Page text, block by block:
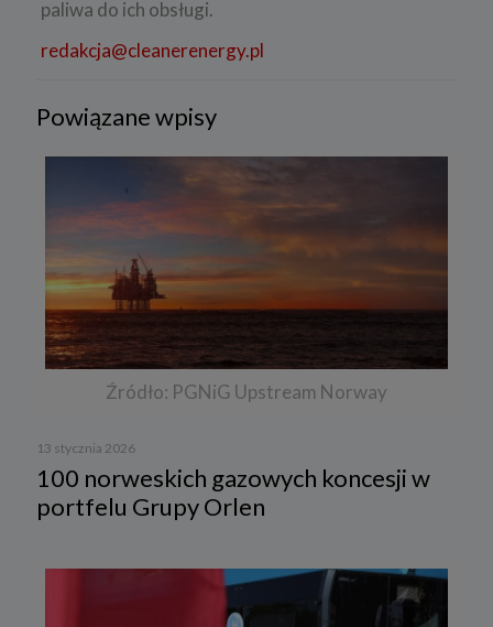
paliwa do ich obsługi.
redakcja@cleanerenergy.pl
Powiązane wpisy
Źródło: PGNiG Upstream Norway
13 stycznia 2026
100 norweskich gazowych koncesji w
portfelu Grupy Orlen